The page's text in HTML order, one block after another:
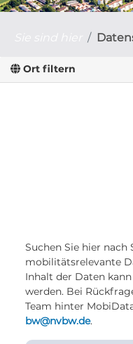
Ort filtern
Suchen Sie hier nach
mobilitätsrelevante
Inhalt der Daten
werden. Bei
Team hinter
bw@nvbw.de.